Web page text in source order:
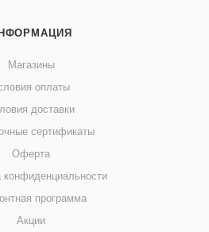
Магазины
оплаты
доставки
сертификаты
Оферта
конфиденциальности
программа
Акции